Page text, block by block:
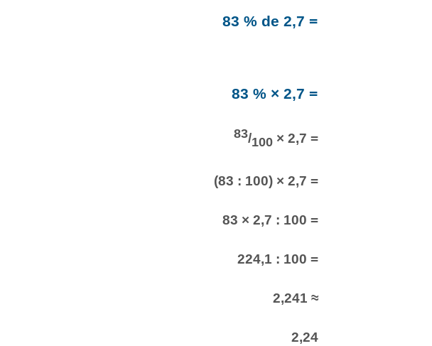
83 % de 2,7 =
83 % × 2,7 =
83/100× 2,7 =
(83 : 100) × 2,7 =
83 × 2,7 : 100 =
224,1 : 100 =
2,241 ≈
2,24